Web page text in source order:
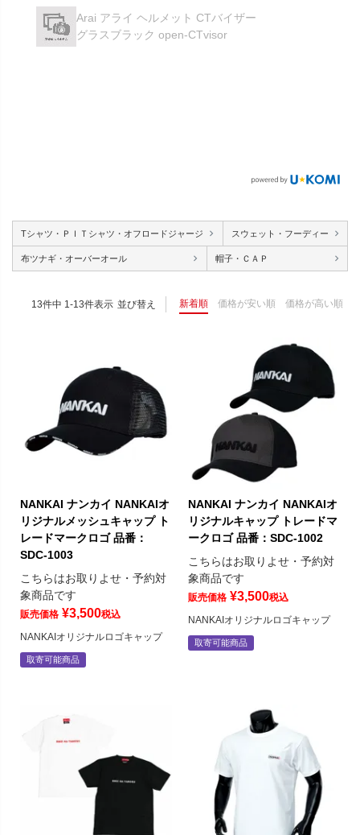
Arai アライ ヘルメット CTバイザー
グラスブラック open-CTvisor
Tシャツ・ＰＩＴシャツ・オフロードジャージ スウェット・フーディー
布ツナギ・オーバーオール 帽子・ＣＡＰ
並び替え 新着順 価格が安い順 価格が高い順
13件中 1-13件表示
NANKAI ナンカイ NANKAIオ
リジナルメッシュキャップ ト
レードマークロゴ 品番：
SDC-1003
こちらはお取りよせ・予約対
象商品です
販売価格 ¥3,500税込
NANKAIオリジナルロゴキャップ
取寄可能商品
NANKAI ナンカイ NANKAIオ
リジナルキャップ トレードマ
ークロゴ 品番：SDC-1002
こちらはお取りよせ・予約対
象商品です
販売価格 ¥3,500税込
NANKAIオリジナルロゴキャップ
取寄可能商品